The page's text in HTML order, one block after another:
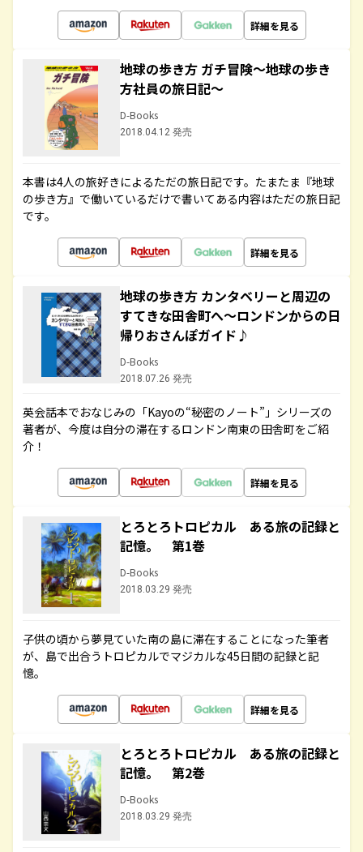
詳細を見る
地球の歩き方 ガチ冒険～地球の歩き
方社員の旅日記～
D-Books
2018.04.12 発売
本書は4人の旅好きによるただの旅日記です。たまたま『地球
の歩き方』で働いているだけで書いてある内容はただの旅日記
です。
詳細を見る
地球の歩き方 カンタベリーと周辺の
すてきな田舎町へ～ロンドンからの日
帰りおさんぽガイド♪
D-Books
2018.07.26 発売
英会話本でおなじみの「Kayoの“秘密のノート”」シリーズの
著者が、今度は自分の滞在するロンドン南東の田舎町をご紹
介！
詳細を見る
とろとろトロピカル ある旅の記録と
記憶。 第1巻
D-Books
2018.03.29 発売
子供の頃から夢見ていた南の島に滞在することになった筆者
が、島で出合うトロピカルでマジカルな45日間の記録と記
憶。
詳細を見る
とろとろトロピカル ある旅の記録と
記憶。 第2巻
D-Books
2018.03.29 発売